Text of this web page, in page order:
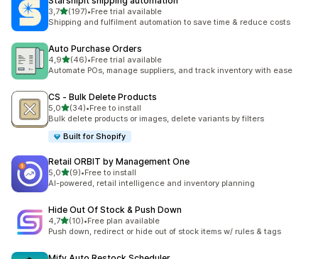
3,75 yıldız üzerinden
(197)
toplam 197 değerlendirme
•Free trial available
Shipping and fulfilment automation to save time & reduce costs
Auto Purchase Orders
4,95 yıldız üzerinden
(46)
toplam 46 değerlendirme
•Free trial available
Automate POs, manage suppliers, and track inventory with ease
CS ‑ Bulk Delete Products
5,05 yıldız üzerinden
(34)
toplam 34 değerlendirme
•Free to install
Bulk delete products or images, delete variants by filters
Built for Shopify
Retail ORBIT by Management One
5,05 yıldız üzerinden
(9)
toplam 9 değerlendirme
•Free to install
AI-powered, retail intelligence and inventory planning
Hide Out Of Stock & Push Down
4,75 yıldız üzerinden
(10)
toplam 10 değerlendirme
•Free plan available
Push down, redirect or hide out of stock items w/ rules & tags